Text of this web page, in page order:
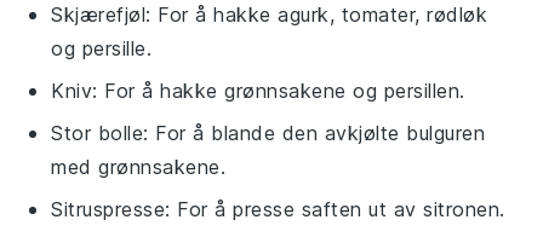
Skjærefjøl: For å hakke agurk, tomater, rødløk
og persille.
Kniv: For å hakke grønnsakene og persillen.
Stor bolle: For å blande den avkjølte bulguren
med grønnsakene.
Sitruspresse: For å presse saften ut av sitronen.